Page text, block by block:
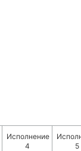
Исполнение
4
5